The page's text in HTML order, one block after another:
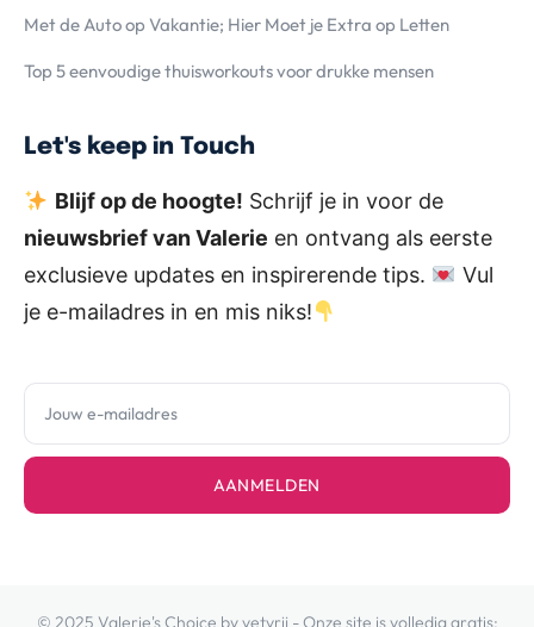
Met de Auto op Vakantie; Hier Moet je Extra op Letten
Top 5 eenvoudige thuisworkouts voor drukke mensen
Let's keep in Touch
Blijf op de hoogte! Schrijf je in voor de
nieuwsbrief van Valerie en ontvang als eerste
exclusieve updates en inspirerende tips.
Vul
je e-mailadres in en mis niks!
AANMELDEN
© 2025 Valerie's Choice by vetvrij - Onze site is volledig gratis: